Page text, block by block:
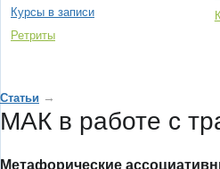
Курсы в записи
Ретриты
Статьи →
МАК в работе с
Метафорические